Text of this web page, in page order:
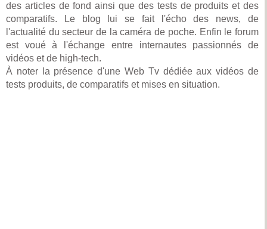
des articles de fond ainsi que des tests de produits et des
comparatifs. Le blog lui se fait l'écho des news, de
l'actualité du secteur de la caméra de poche. Enfin le forum
est voué à l'échange entre internautes passionnés de
vidéos et de high-tech.
À noter la présence d'une Web Tv dédiée aux vidéos de
tests produits, de comparatifs et mises en situation.